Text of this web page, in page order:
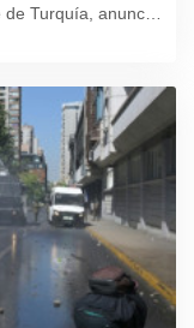
Turquía, anunció